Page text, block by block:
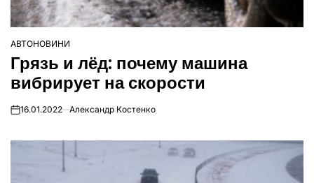
ОПУБЛІКУВАТИ
У
АВТОНОВИНИ
Грязь и лёд: почему машина
вибрирует на скорости
on16.01.2022 Александр Костенко